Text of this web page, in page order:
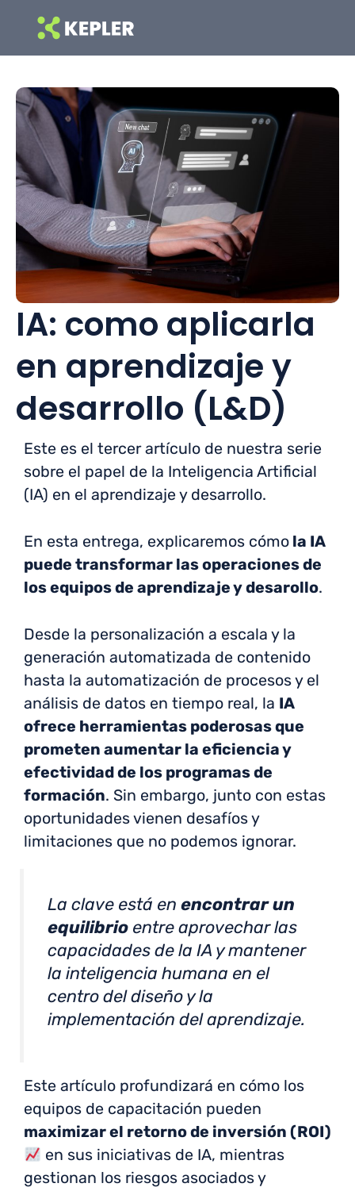
contenido
IA: como aplicarla
en aprendizaje y
desarrollo (L&D)
Este es el tercer artículo de nuestra serie
sobre el papel de la Inteligencia Artificial
(IA) en el aprendizaje y desarrollo.
En esta entrega, explicaremos cómo la IA
puede transformar las operaciones de
los equipos de aprendizaje y desarollo.
Desde la personalización a escala y la
generación automatizada de contenido
hasta la automatización de procesos y el
análisis de datos en tiempo real, la IA
ofrece herramientas poderosas que
prometen aumentar la eficiencia y
efectividad de los programas de
formación. Sin embargo, junto con estas
oportunidades vienen desafíos y
limitaciones que no podemos ignorar.
La clave está en encontrar un
equilibrio entre aprovechar las
capacidades de la IA y mantener
la inteligencia humana en el
centro del diseño y la
implementación del aprendizaje.
Este artículo profundizará en cómo los
equipos de capacitación pueden
maximizar el retorno de inversión (ROI)
en sus iniciativas de IA, mientras
gestionan los riesgos asociados y